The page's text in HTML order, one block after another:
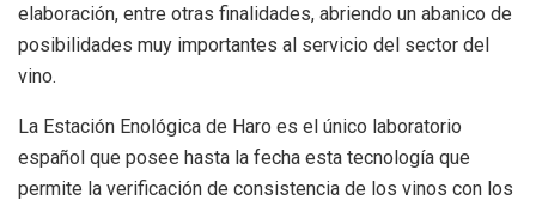
elaboración, entre otras finalidades, abriendo un abanico de
posibilidades muy importantes al servicio del sector del
vino.
La Estación Enológica de Haro es el único laboratorio
español que posee hasta la fecha esta tecnología que
permite la verificación de consistencia de los vinos con los